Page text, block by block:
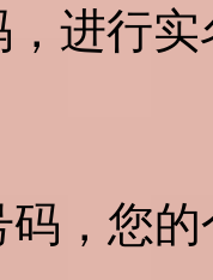
进行
，您